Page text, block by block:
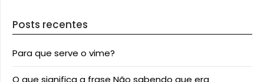
Posts recentes
Para que serve o vime?
O que significa a frase Não sabendo que era